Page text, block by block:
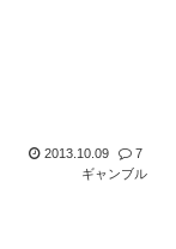
2013.10.09
7
ギャンブル